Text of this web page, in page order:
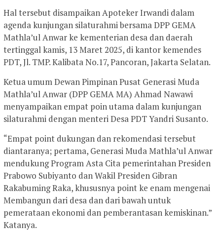
Hal tersebut disampaikan Apoteker Irwandi dalam
agenda kunjungan silaturahmi bersama DPP GEMA
Mathla’ul Anwar ke kementerian desa dan daerah
tertinggal kamis, 13 Maret 2025, di kantor kemendes
PDT, Jl. TMP. Kalibata No.17, Pancoran, Jakarta Selatan.
Ketua umum Dewan Pimpinan Pusat Generasi Muda
Mathla’ul Anwar (DPP GEMA MA) Ahmad Nawawi
menyampaikan empat poin utama dalam kunjungan
silaturahmi dengan menteri Desa PDT Yandri Susanto.
“Empat point dukungan dan rekomendasi tersebut
diantaranya; pertama, Generasi Muda Mathla’ul Anwar
mendukung Program Asta Cita pemerintahan Presiden
Prabowo Subiyanto dan Wakil Presiden Gibran
Rakabuming Raka, khususnya point ke enam mengenai
Membangun dari desa dan dari bawah untuk
pemerataan ekonomi dan pemberantasan kemiskinan.”
Katanya.